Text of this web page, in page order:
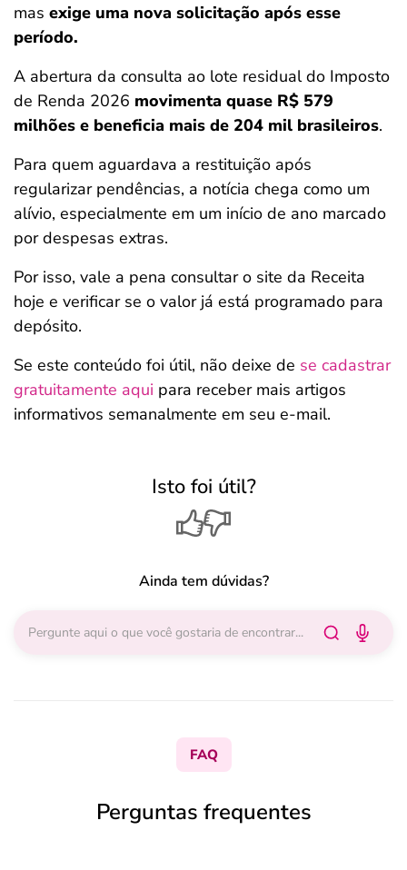
mas exige uma nova solicitação após esse
período.
A abertura da consulta ao lote residual do Imposto
de Renda 2026 movimenta quase R$ 579
milhões e beneficia mais de 204 mil brasileiros.
Para quem aguardava a restituição após
regularizar pendências, a notícia chega como um
alívio, especialmente em um início de ano marcado
por despesas extras.
Por isso, vale a pena consultar o site da Receita
hoje e verificar se o valor já está programado para
depósito.
Se este conteúdo foi útil, não deixe de se cadastrar
gratuitamente aqui para receber mais artigos
informativos semanalmente em seu e-mail.
Isto foi útil?
Ainda tem dúvidas?
FAQ
Perguntas frequentes